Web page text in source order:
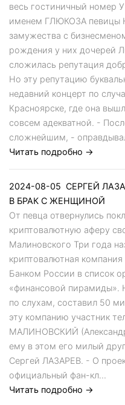
весь гостиничный номер
именем ГЛЮКОЗА певицы
замужества с
рождения у них дочерей
сложилась репутация
Но эту репутацию
недавний концерт по
Красноярске, где она
совсем адекватной. -
сложнейшим, -
Читать подробно →
2024-08-05 СЕРГЕЙ
В БРАК С ЖЕНЩИНОЙ
От певца отвернулись
криптовалютную аферу
Малиновского Три года
криптовалютная компания
Банком России в список
«финансовой пирамиды».
по слухам, составил 50
эту компанию участник
МАЛИНОВСКИЙ
ему в этом его милый
Сергей ЛАЗАРЕВ. - О
официальный фан-кл...
Читать подробно →